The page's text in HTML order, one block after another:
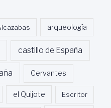
arqueología
castillo de España
Cervantes
el Quijote Escritor